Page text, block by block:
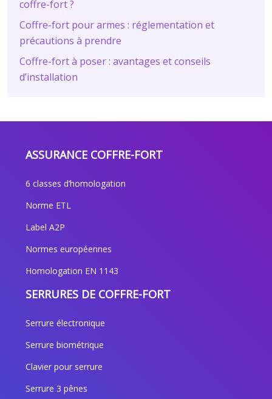
coffre-fort ?
Coffre-fort pour armes : réglementation et
précautions à prendre
Coffre-fort à poser : avantages et conseils
d’installation
ASSURANCE COFFRE-FORT
6 classes d’homologation
Norme ETL
Label A2P
Normes européennes
Homologation EN 1143
SERRURES DE COFFRE-FORT
Serrure électronique
Serrure biométrique
Clavier pour serrure
Serrure 3 pênes